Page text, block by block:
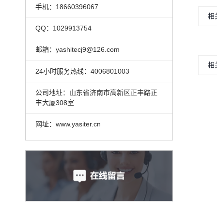
手机：18660396067
QQ：1029913754
邮箱：yashitecj9@126.com
24小时服务热线：4006801003
公司地址：山东省济南市高新区正丰路正
丰大厦308室
网址：www.yasiter.cn
相
相